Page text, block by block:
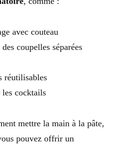
avec couteau
coupelles séparées
réutilisables
cocktails
mettre la main à la pâte,
pouvez offrir un